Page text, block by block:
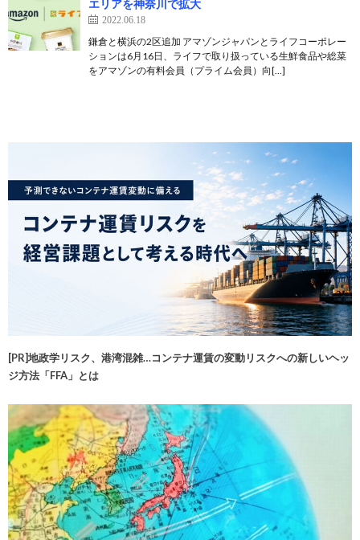
エリアを神奈川で拡大
2022.06.18
鎌倉と横浜の2区追加 アマゾンジャパンとライフコーポレー
ションは6月16日、ライフで取り扱っている生鮮食品や総菜
をアマゾンの有料会員（プライム会員）向[…]
[PR]地政学リスク、港湾混雑…コンテナ運賃の変動リスクへの新しいヘッ
ジ方法「FFA」とは